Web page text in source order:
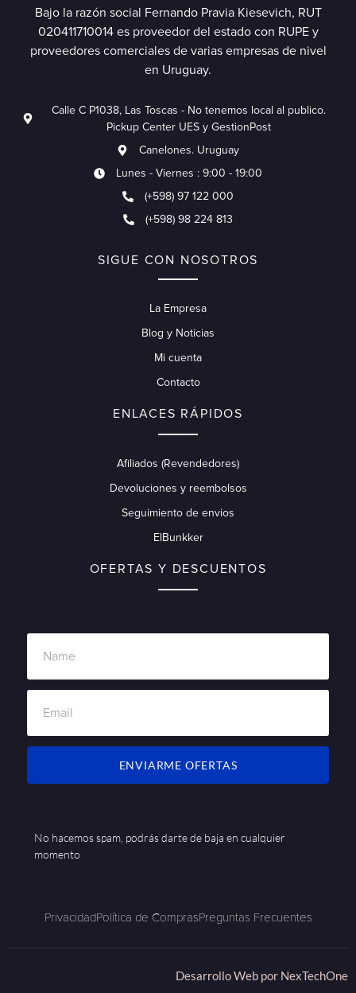
Bajo la razón social Fernando Pravia Kiesevich, RUT
020411710014 es proveedor del estado con RUPE y
proveedores comerciales de varias empresas de nivel
en Uruguay.
Calle C P1038, Las Toscas - No tenemos local al publico.
Pickup Center UES y GestionPost
Canelones. Uruguay
Lunes - Viernes : 9:00 - 19:00
(+598) 97 122 000
(+598) 98 224 813
SIGUE CON NOSOTROS
La Empresa
Blog y Noticias
Mi cuenta
Contacto
ENLACES RÁPIDOS
Afiliados (Revendedores)
Devoluciones y reembolsos
Seguimiento de envios
ElBunkker
OFERTAS Y DESCUENTOS
ENVIARME OFERTAS
No hacemos spam, podrás darte de baja en cualquier
momento
PrivacidadPolítica de ComprasPreguntas Frecuentes
Desarrollo Web por NexTechOne